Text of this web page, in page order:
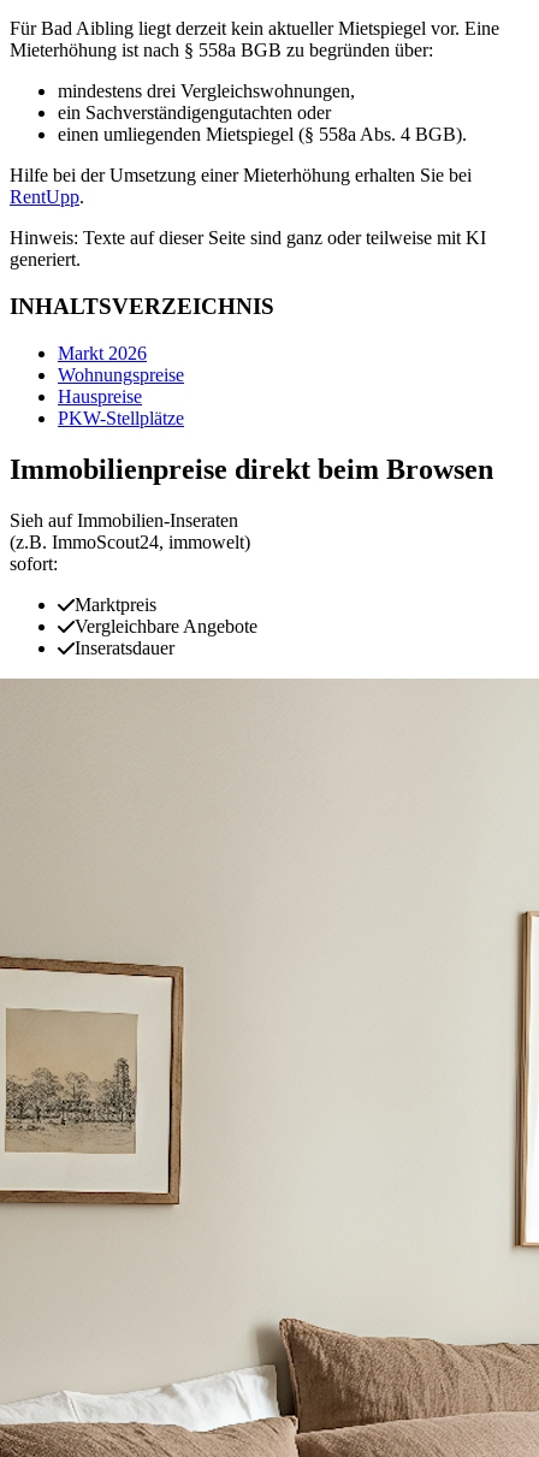
Für Bad Aibling liegt derzeit kein aktueller Mietspiegel vor. Eine
Mieterhöhung ist nach § 558a BGB zu begründen über:
mindestens drei Vergleichswohnungen,
ein Sachverständigengutachten oder
einen umliegenden Mietspiegel (§ 558a Abs. 4 BGB).
Hilfe bei der Umsetzung einer Mieterhöhung erhalten Sie bei
RentUpp.
Hinweis: Texte auf dieser Seite sind ganz oder teilweise mit KI
generiert.
INHALTSVERZEICHNIS
Markt 2026
Wohnungspreise
Hauspreise
PKW-Stellplätze
Immobilienpreise direkt beim Browsen
Sieh auf Immobilien‑Inseraten
(z.B. ImmoScout24, immowelt)
sofort:
Marktpreis
Vergleichbare Angebote
Inseratsdauer